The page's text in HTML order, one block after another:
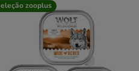
zooplus